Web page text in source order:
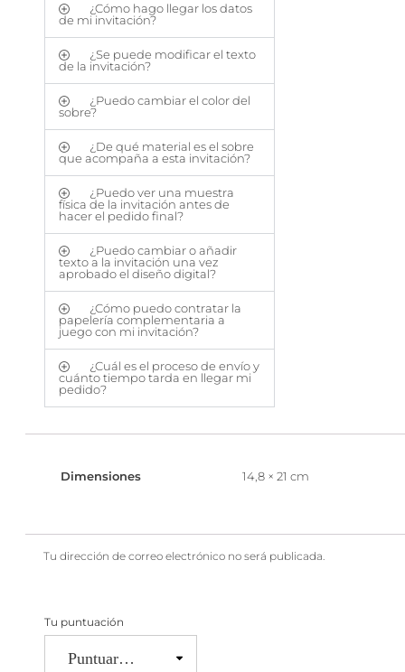
¿Cómo hago llegar los datos
de mi invitación?
¿Se puede modificar el texto
de la invitación?
¿Puedo cambiar el color del
sobre?
¿De qué material es el sobre
que acompaña a esta invitación?
¿Puedo ver una muestra
física de la invitación antes de
hacer el pedido final?
¿Puedo cambiar o añadir
texto a la invitación una vez
aprobado el diseño digital?
¿Cómo puedo contratar la
papelería complementaria a
juego con mi invitación?
¿Cuál es el proceso de envío y
cuánto tiempo tarda en llegar mi
pedido?
Dimensiones 14,8 × 21 cm
Tu dirección de correo electrónico no será publicada.
Tu puntuación